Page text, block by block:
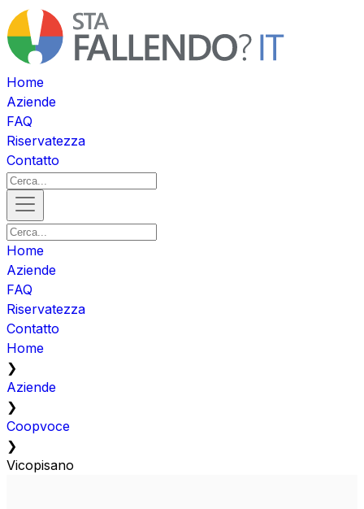
Home
Aziende
FAQ
Riservatezza
Contatto
Home
Aziende
FAQ
Riservatezza
Contatto
Home
❯
Aziende
❯
Coopvoce
❯
Vicopisano